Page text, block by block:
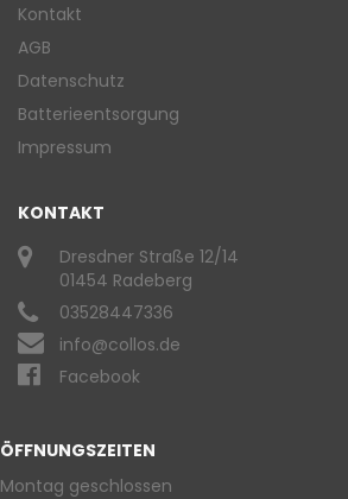
Kontakt
AGB
Datenschutz
Batterieentsorgung
Impressum
KONTAKT
Dresdner Straße 12/14
01454 Radeberg
03528447336
info@collos.de
Facebook
ÖFFNUNGSZEITEN
Montag geschlossen